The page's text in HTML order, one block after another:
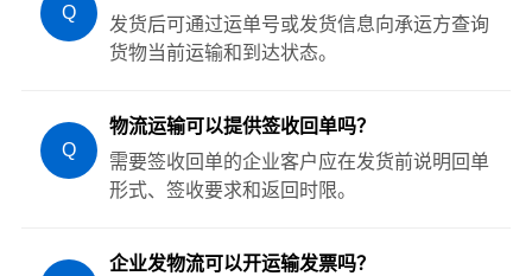
Q
发货后可通过运单号或发货信息向承运方查询
货物当前运输和到达状态。
Q
物流运输可以提供签收回单吗？
需要签收回单的企业客户应在发货前说明回单
形式、签收要求和返回时限。
企业发物流可以开运输发票吗？